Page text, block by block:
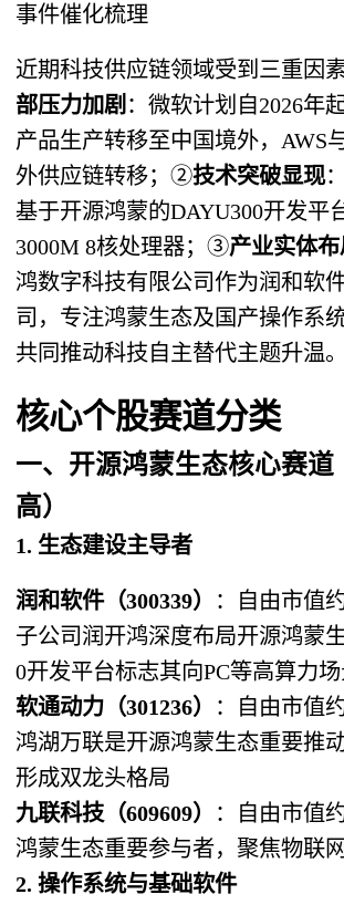
事件催化梳理
近期科技供应链领域受到三重因
部压力加剧 ：微软计划自2026年
产品生产转移至中国境外，AWS
外供应链转移；②技术突破显现
基于开源鸿蒙的DAYU300开发平
3000M 8核处理器；③产业实体
鸿数字科技有限公司作为润和软
司，专注鸿蒙生态及国产操作系
共同推动科技自主替代主题升温。
核心个股赛道分类
一、开源鸿蒙生态核心赛道
高）
1. 生态建设主导者
润和软件（300339）​
：自由市值
子公司润开鸿深度布局开源鸿蒙
0开发平台标志其向PC等高算力
软通动力（301236）​
：自由市值
鸿湖万联是开源鸿蒙生态重要推
形成双龙头格局
九联科技（609609）​
：自由市值
鸿蒙生态重要参与者，聚焦物联
2. 操作系统与基础软件